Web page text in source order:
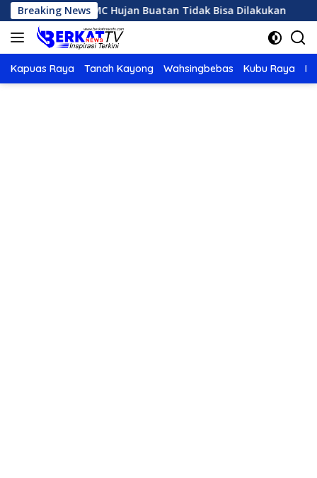
Langsung
ke
konten
Breaking News
Panas, OMC Hujan Buatan Tidak Bisa Dilakukan
Kapuas Raya Tanah Kayong Wahsingbebas Kubu Raya